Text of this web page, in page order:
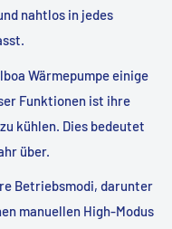
nahtlos in jedes
Wärmepumpe einige
Funktionen ist ihre
kühlen. Dies bedeutet
über.
Betriebsmodi, darunter
manuellen High-Modus